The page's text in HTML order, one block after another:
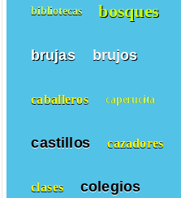
bibliotecas bosques
brujas brujos
caballeros caperucita
castillos cazadores
clases colegios